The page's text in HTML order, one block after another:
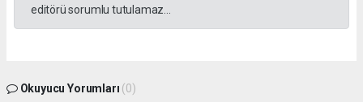
editörü sorumlu tutulamaz...
Okuyucu Yorumları (0)